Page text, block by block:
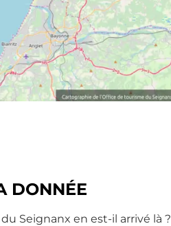
DONNÉE
Seignanx en est-il arrivé là ?